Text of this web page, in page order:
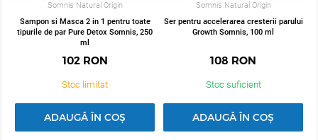
Somnis Natural Origin
Sampon si Masca 2 in 1 pentru toate
tipurile de par Pure Detox Somnis, 250
ml
102 RON
Stoc limitat
ADAUGĂ ÎN COȘ
Somnis Natural Origin
Ser pentru accelerarea cresterii parului
Growth Somnis, 100 ml
108 RON
Stoc suficient
ADAUGĂ ÎN COȘ